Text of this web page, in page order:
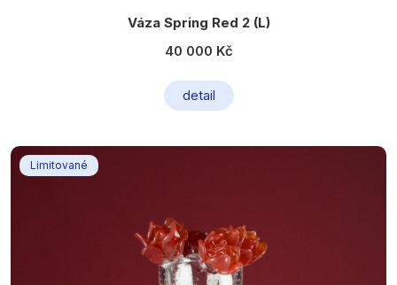
Váza Spring Red 2 (L)
40 000 Kč
detail
Limitované